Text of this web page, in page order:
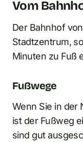
Vom
Der Bahnhof
Stadtzentrum,
Minuten zu Fuß
Fußwege
Wenn Sie in der
ist der Fußweg
sind gut